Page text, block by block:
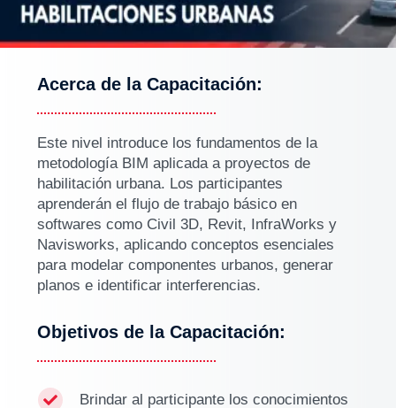
Acerca de la Capacitación:
Este nivel introduce los fundamentos de la
metodología BIM aplicada a proyectos de
habilitación urbana. Los participantes
aprenderán el flujo de trabajo básico en
softwares como Civil 3D, Revit, InfraWorks y
Navisworks, aplicando conceptos esenciales
para modelar componentes urbanos, generar
planos e identificar interferencias.
Objetivos de la Capacitación:

Brindar al participante los conocimientos